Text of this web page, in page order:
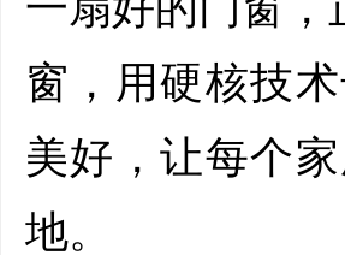
窗，用硬核技
美好，让每个
地。